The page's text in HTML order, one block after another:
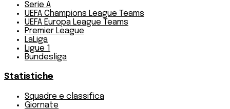
Serie A
UEFA Champions League Teams
UEFA Europa League Teams
Premier League
LaLiga
Ligue 1
Bundesliga
Statistiche
Squadre e classifica
Giornate